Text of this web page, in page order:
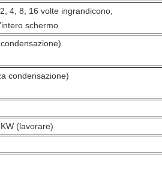
4, 8, 16 volte ingrandicono,
schermo
condensazione)
(lavorare)